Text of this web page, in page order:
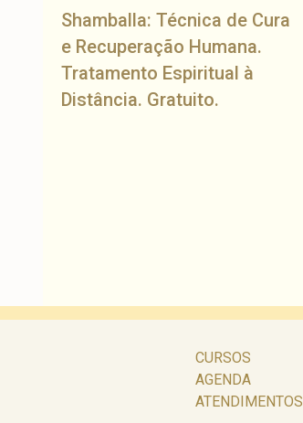
Shamballa: Técnica de Cura
e Recuperação Humana.
Tratamento Espiritual à
Distância. Gratuito.
CURSOS
AGENDA
ATENDIMENTOS